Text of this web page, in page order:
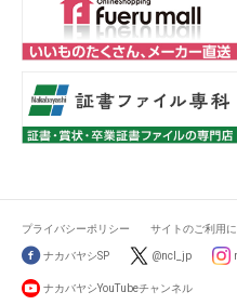
プライバシーポリシー サイトのご利用
ナカバヤシSP @ncl_jp
ナカバヤシYouTubeチャンネル